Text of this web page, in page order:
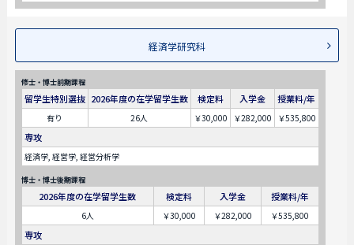
経済学研究科
修士・博士前期課程
留学生特別選抜 2026年度の在学留学生数 検定料 入学金 授業料/年
有り 26人 ￥30,000 ￥282,000 ￥535,800
専攻
経済学, 経営学, 経営分析学
博士・博士後期課程
2026年度の在学留学生数 検定料 入学金 授業料/年
6人 ￥30,000 ￥282,000 ￥535,800
専攻